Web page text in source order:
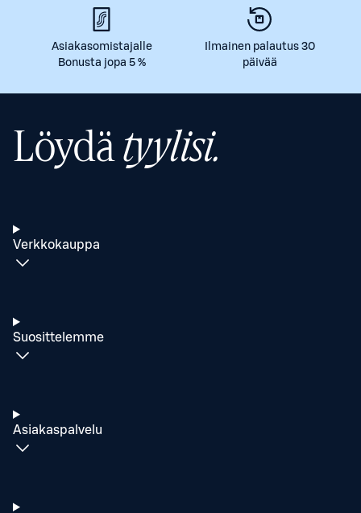
Asiakasomistajalle
Bonusta jopa 5 %
Ilmainen palautus 30
päivää
Löydätyylisi.
Verkkokauppa
Suosittelemme
Asiakaspalvelu